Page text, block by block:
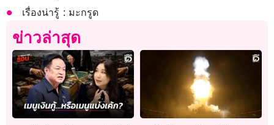
เรื่องน่ารู้ : มะกรูด
ข่าวล่าสุด